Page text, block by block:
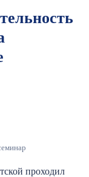
проходил